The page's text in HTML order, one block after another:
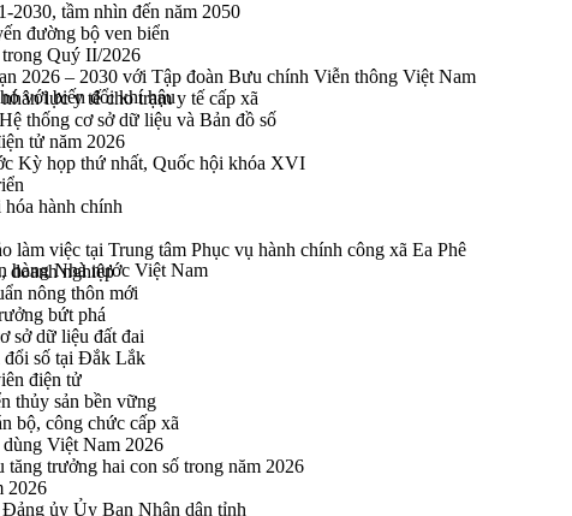
tầm nhìn đến năm 2050
đường bộ ven biển
Quý II/2026
2026 – 2030 với Tập đoàn Bưu chính Viễn thông Việt Nam
lực y tế cho trạm y tế cấp xã
thống cơ sở dữ liệu và Bản đồ số
tử năm 2026
Kỳ họp thứ nhất, Quốc hội khóa XVI
hành chính
việc tại Trung tâm Phục vụ hành chính công xã Ea Phê
doanh nghiệp
nông thôn mới
bứt phá
sở dữ liệu đất đai
đổi số tại Đắk Lắk
điện tử
thủy sản bền vững
bộ, công chức cấp xã
Việt Nam 2026
trưởng hai con số trong năm 2026
2026
ủy Ủy Ban Nhân dân tỉnh
với biến đổi khí hậu
hàng Nhà nước Việt Nam